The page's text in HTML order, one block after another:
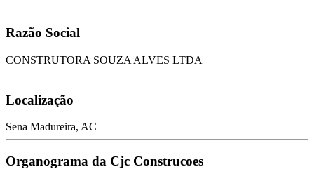
Razão Social
CONSTRUTORA SOUZA ALVES LTDA
Localização
Sena Madureira, AC
Organograma da Cjc Construcoes